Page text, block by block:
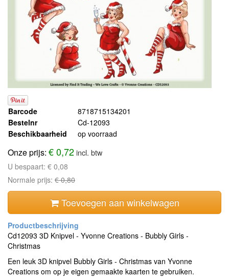
Barcode
8718715134201
Bestelnr
Cd-12093
Beschikbaarheid
op voorraad
Onze prijs: € 0,72incl. btw
U bespaart: € 0,08
Normale prijs: € 0,80
Toevoegen aan winkelwagen
Cd12093 3D Knipvel - Yvonne Creations - Bubbly Girls -
Christmas
Een leuk 3D knipvel Bubbly Girls - Christmas van Yvonne
Creations om op je eigen gemaakte kaarten te gebruiken.